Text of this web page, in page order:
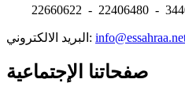
22660622 - 22406480 -
البريد الالكتروني:
صفحاتنا الإجتماعية